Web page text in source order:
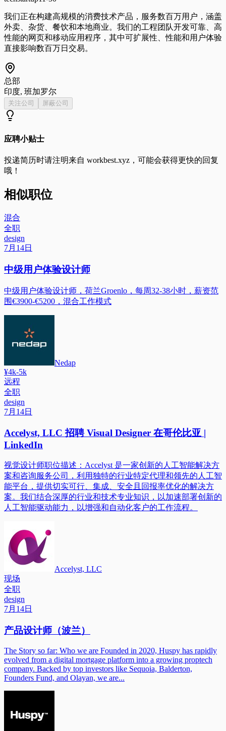
我们正在构建高规模的消费技术产品，服务数百万用户，涵盖
外卖、杂货、餐饮和本地商业。我们的工程团队开发可靠、高
性能的网页和移动应用程序，其中可扩展性、性能和用户体验
直接影响数百万日交易。
总部
印度, 班加罗尔
关注公司 屏蔽公司
应聘小贴士
投递简历时请注明来自 workbest.xyz ，可能会获得更快的回复
哦！
相似职位
混合
全职
design
7月14日
中级用户体验设计师
中级用户体验设计师，荷兰Groenlo，每周32-38小时，薪资范
围€3900-€5200，混合工作模式
Nedap
¥4k-5k
远程
全职
design
7月14日
Accelyst, LLC 招聘 Visual Designer 在哥伦比亚 |
LinkedIn
视觉设计师职位描述：Accelyst 是一家创新的人工智能解决方
案和咨询服务公司，利用独特的行业特定代理和领先的人工智
能平台，提供切实可行、集成、安全且回报率优化的解决方
案。我们结合深厚的行业和技术专业知识，以加速部署创新的
人工智能驱动能力，以增强和自动化客户的工作流程。
Accelyst, LLC
现场
全职
design
7月14日
产品设计师（波兰）
The Story so far: Who we are Founded in 2020, Huspy has rapidly
evolved from a digital mortgage platform into a growing proptech
company. Backed by top investors like Sequoia, Balderton,
Founders Fund, and Olayan, we are...